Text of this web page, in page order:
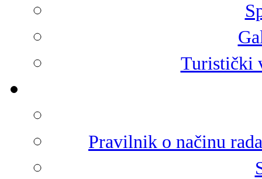
Turistički
Pravilnik o načinu